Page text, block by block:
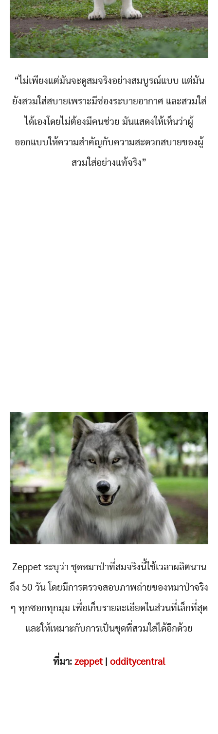
“ไม่เพียงแต่มันจะดูสมจริงอย่างสมบูรณ์แบบ แต่มัน
ยังสวมใส่สบายเพราะมีช่องระบายอากาศ และสวมใส่
ได้เองโดยไม่ต้องมีคนช่วย มันแสดงให้เห็นว่าผู้
ออกแบบให้ความสำคัญกับความสะดวกสบายของผู้
สวมใส่อย่างแท้จริง”
Zeppet ระบุว่า ชุดหมาป่าที่สมจริงนี้ใช้เวลาผลิตนาน
ถึง 50 วัน โดยมีการตรวจสอบภาพถ่ายของหมาป่าจริง
ๆ ทุกซอกทุกมุม เพื่อเก็บรายละเอียดในส่วนที่เล็กที่สุด
และให้เหมาะกับการเป็นชุดที่สวมใส่ได้อีกด้วย
ที่มา: zeppet| odditycentral